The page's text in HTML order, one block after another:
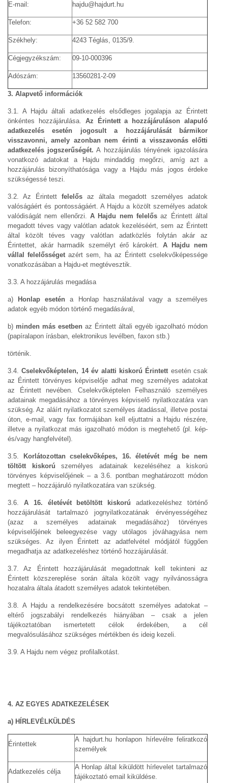
E-mail: hajdu@hajdurt.hu
Telefon: +36 52 582 700
Székhely: 4243 Téglás, 0135/9.
Cégjegyzékszám: 09-10-000396
Adószám: 13560281-2-09
3. Alapvető információk
3.1. A Hajdu általi adatkezelés elsődleges jogalapja az Érintett
önkéntes hozzájárulása. Az Érintett a hozzájáruláson alapuló
adatkezelés esetén jogosult a hozzájárulását bármikor
visszavonni, amely azonban nem érinti a visszavonás előtti
adatkezelés jogszerűségét. A hozzájárulás tényének igazolására
vonatkozó adatokat a Hajdu mindaddig megőrzi, amíg azt a
hozzájárulás bizonyíthatósága vagy a Hajdu más jogos érdeke
szükségessé teszi.
3.2. Az Érintett felelős az általa megadott személyes adatok
valóságáért és pontosságáért. A Hajdu a közölt személyes adatok
valódiságát nem ellenőrzi. A Hajdu nem felelős az Érintett által
megadott téves vagy valótlan adatok kezeléséért, sem az Érintett
által közölt téves vagy valótlan adatközlés folytán akár az
Érintettet, akár harmadik személyt érő károkért. A Hajdu nem
vállal felelősséget azért sem, ha az Érintett cselekvőképessége
vonatkozásában a Hajdu-et megtévesztik.
3.3. A hozzájárulás megadása
a) Honlap esetén a Honlap használatával vagy a személyes
adatok egyéb módon történő megadásával,
b) minden más esetben az Érintett általi egyéb igazolható módon
(papíralapon írásban, elektronikus levélben, faxon stb.)
történik.
3.4.Cselekvőképtelen, 14 év alatti kiskorú Érintett esetén csak
az Érintett törvényes képviselője adhat meg személyes adatokat
az Érintett nevében. Cselekvőképtelen Felhasználó személyes
adatainak megadásához a törvényes képviselő nyilatkozatára van
szükség. Az aláírt nyilatkozatot személyes átadással, illetve postai
úton, e-mail, vagy fax formájában kell eljuttatni a Hajdu részére,
illetve a nyilatkozat más igazolható módon is megtehető (pl. kép-
és/vagy hangfelvétel).
3.5.
Korlátozottan cselekvőképes, 16. életévét még be nem
töltött kiskorú személyes adatainak kezeléséhez a kiskorú
törvényes képviselőjének – a 3.6. pontban meghatározott módon
megtett – hozzájáruló nyilatkozatára van szükség.
3.6. A 16. életévét betöltött kiskorú adatkezeléshez történő
hozzájárulását tartalmazó jognyilatkozatának érvényességéhez
(azaz a személyes adatainak megadásához) törvényes
képviselőjének beleegyezése vagy utólagos jóváhagyása nem
szükséges. Az ilyen Érintett az adatfelvétel módjától függően
megadhatja az adatkezeléshez történő hozzájárulását.
3.7. Az Érintett hozzájárulását megadottnak kell tekinteni az
Érintett közszereplése során általa közölt vagy nyilvánosságra
hozatalra általa átadott személyes adatok tekintetében.
3.8. A Hajdu a rendelkezésére bocsátott személyes adatokat –
eltérő jogszabályi rendelkezés hiányában – csak a jelen
tájékoztatóban ismertetett célok érdekében, a cél
megvalósulásához szükséges mértékben és ideig kezeli.
3.9. A Hajdu nem végez profilalkotást.
4. AZ EGYES ADATKEZELÉSEK
a) HÍRLEVÉLKÜLDÉS
Érintettek
A hajdurt.hu honlapon hírlevélre feliratkozó
személyek
Adatkezelés célja
A Honlap által kiküldött hírlevelet tartalmazó
tájékoztató email kiküldése.